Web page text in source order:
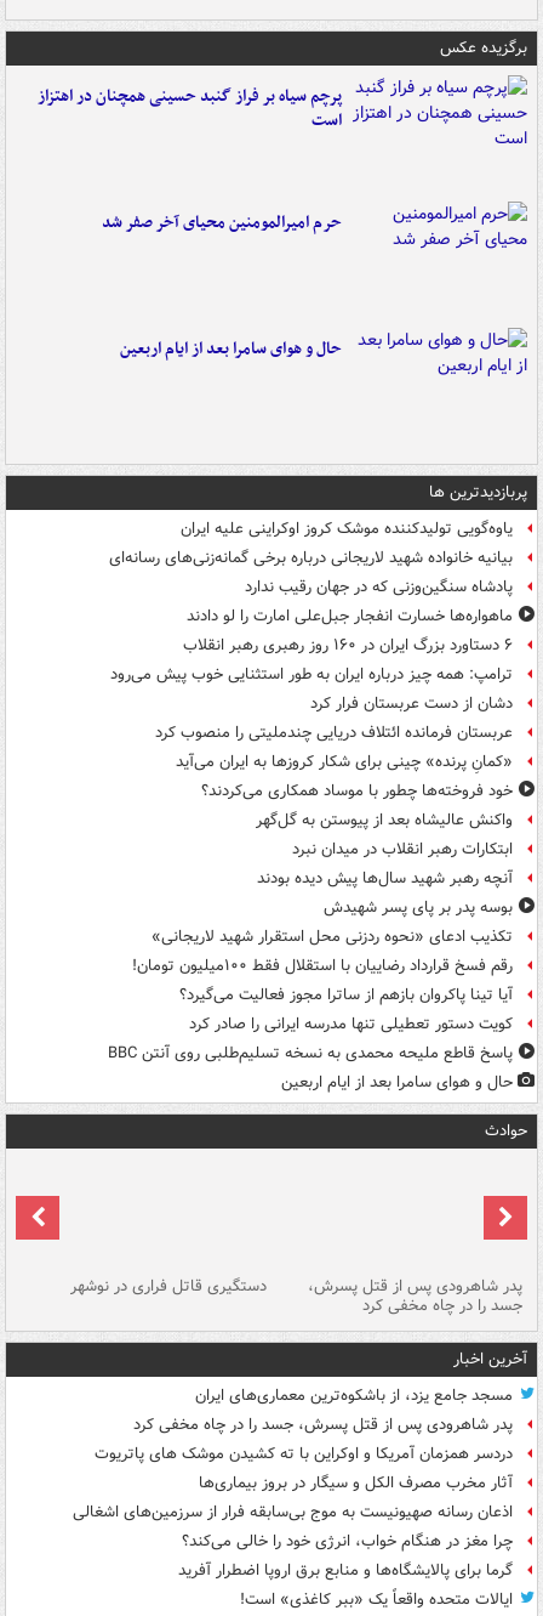
برگزیده عکس
پرچم سیاه بر فراز گنبد حسینی همچنان در اهتزاز
است
حرم امیرالمومنین محیای آخر صفر شد
حال و هوای سامرا بعد از ایام اربعین
پربازدیدترین ها
یاوه‌گویی تولیدکننده موشک کروز اوکراینی علیه ایران
بیانیه خانواده شهید لاریجانی درباره برخی گمانه‌زنی‌های رسانه‌ای
پادشاه سنگین‌وزنی که در جهان رقیب ندارد
ماهواره‌ها خسارت انفجار جبل‌علی امارت را لو دادند
۶ دستاورد بزرگ ایران در ۱۶۰ روز رهبری رهبر انقلاب
ترامپ: همه چیز درباره ایران به طور استثنایی خوب پیش می‌رود
دشان از دست عربستان فرار کرد
عربستان فرمانده ائتلاف دریایی چندملیتی را منصوب کرد
«کمانِ پرنده» چینی برای شکار کروزها به ایران می‌آید
خود فروخته‌ها چطور با موساد همکاری می‌کردند؟
واکنش عالیشاه بعد از پیوستن به گل‌گهر
ابتکارات رهبر انقلاب در میدان نبرد
آنچه رهبر شهید سال‌ها پیش دیده بودند
بوسه‌ پدر بر پای پسر شهیدش
تکذیب ادعای «نحوه ردزنی محل استقرار شهید لاریجانی»
رقم فسخ قرارداد رضاییان با استقلال فقط ۱۰۰میلیون تومان!
آیا تینا پاکروان بازهم از ساترا مجوز فعالیت می‌گیرد؟
کویت دستور تعطیلی تنها مدرسه ایرانی را صادر کرد
پاسخ قاطع ملیحه محمدی به نسخه تسلیم‌طلبی روی آنتن BBC
حال و هوای سامرا بعد از ایام اربعین
حوادث
پدر شاهرودی پس از قتل پسرش،
جسد را در چاه مخفی کرد
دستگیری قاتل فراری در نوشهر
آخرین اخبار
مسجد جامع یزد، از باشکوه‌ترین معماری‌های ایران
پدر شاهرودی پس از قتل پسرش، جسد را در چاه مخفی کرد
دردسر همزمان آمریکا و اوکراین با ته کشیدن موشک های پاتریوت
آثار مخرب مصرف الکل و سیگار در بروز بیماری‌ها
اذعان رسانه صهیونیست به موج بی‌سابقه فرار از سرزمین‌های اشغالی
چرا مغز در هنگام خواب، انرژی خود را خالی می‌کند؟
گرما برای پالایشگاه‌ها و منابع برق اروپا اضطرار آفرید
ایالات متحده واقعاً یک «ببر کاغذی» است!